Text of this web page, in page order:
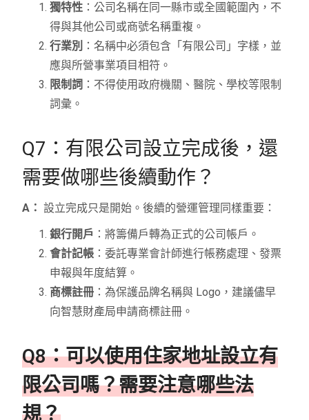
獨特性 ：公司名稱在同一縣市或全國範圍內，不
得與其他公司或商號名稱重複。
行業別 ：名稱中必須包含「有限公司」字樣，並
應與所營事業項目相符。
限制詞 ：不得使用政府機關、醫院、學校等限制
詞彙。
Q7：有限公司設立完成後，還
需要做哪些後續動作？
A： 設立完成只是開始。後續的營運管理同樣重要：
銀行開戶 ：將籌備戶轉為正式的公司帳戶。
會計記帳 ：委託專業會計師進行帳務處理、發票
申報與年度結算。
商標註冊 ：為保護品牌名稱與 Logo，建議儘早
向智慧財產局申請商標註冊。
Q8：可以使用住家地址設立有
限公司嗎？需要注意哪些法
規？